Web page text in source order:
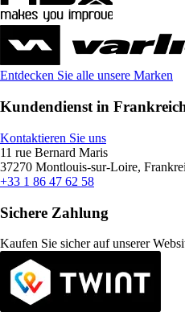
Entdecken Sie alle unsere Marken
Kundendienst in
Kontaktieren Sie uns
11 rue Bernard Maris
37270 Montlouis-sur-Loire,
+33 1 86 47 62 58
Sichere Zahlung
Kaufen Sie sicher auf unserer